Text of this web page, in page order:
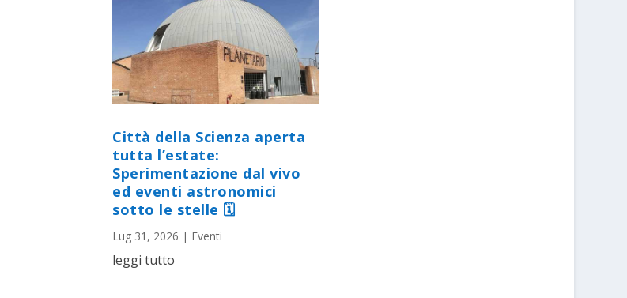
Città della Scienza aperta
tutta l’estate:
Sperimentazione dal vivo
ed eventi astronomici
sotto le stelle 🗓
Lug 31, 2026 | Eventi
leggi tutto